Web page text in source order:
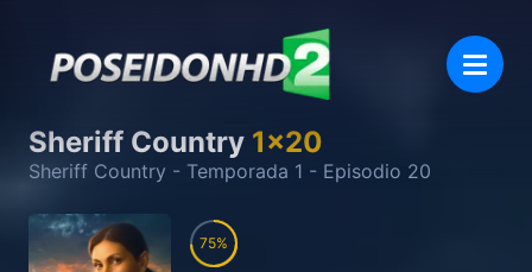
Sheriff Country 1x20
Sheriff Country - Temporada 1 - Episodio 20
75